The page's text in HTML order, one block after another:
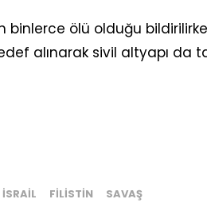
binlerce ölü olduğu
alınarak sivil altyapı da
ISRAIL FILISTIN SAVAŞ